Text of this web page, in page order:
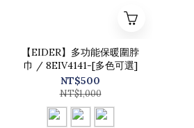
【EIDER】多功能保暖圍脖
巾 / 8EIV4141-[多色可選]
NT$500
NT$1,000